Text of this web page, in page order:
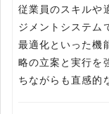
従業員のスキルや
ジメントシステム
最適化といった機
略の立案と実行を
ちながらも直感的